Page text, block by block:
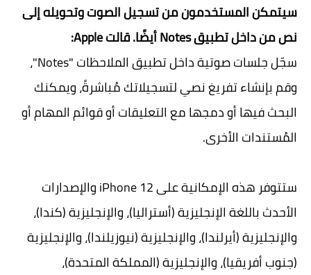
سيتمكن المستخدمون من تسجيل الصوت وتحويله إلى
نص من داخل تطبيق Notes أيضًا. قالت Apple:
سجّل جلسات صوتية داخل تطبيق الملاحظات "Notes"،
وقم بإنشاء تفريغ نصي لتسجيلاتك مُباشرةً، ويمكنك
البحث فيها أو دمجها مع التعليقات أو قوائم المهام أو
المُستندات الأخرى.
ستتوفر هذه الإمكانية على iPhone 12 والإصدارات
الأحدث باللغة الإنجليزية (أستراليا)، والإنجليزية (كندا)،
والإنجليزية (أيرلندا)، والإنجليزية (نيوزيلندا)، والإنجليزية
(جنوب أفريقيا)، والإنجليزية (المملكة المتحدة)،